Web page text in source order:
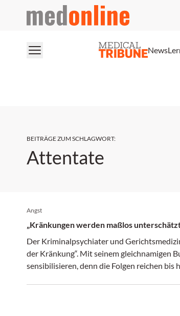
medonline
News
BEITRÄGE ZUM SCHLAGWORT:
Attentate
Angst
„Kränkungen werden maßlos
Der Kriminalpsychiater und
der Kränkung“. Mit seinem ­gleichnamigen
sensibilisieren, denn die Folgen reichen